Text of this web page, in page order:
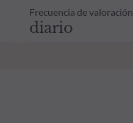
Frecuencia de valoración
diario